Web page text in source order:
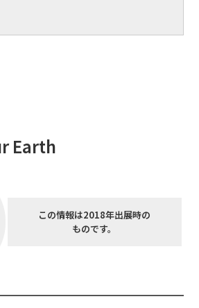
Earth
この情報は2018年出展時の
ものです。